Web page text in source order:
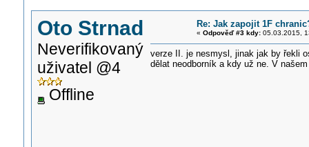
Oto Strnad
Neverifikovaný
uživatel @4
Offline
Re: Jak zapojit 1F
« Odpověď #3 kdy:05.03.2015,
verze II. je nesmysl, jinak jak by řekli
dělat neodborník a kdy už ne. V